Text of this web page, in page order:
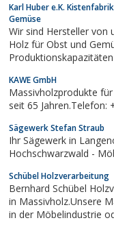
Karl Huber e.K.
Gemüse
Wir sind Hersteller von
Holz für Obst und
KAWE GmbH
Massivholzprodukte
seit 65 Jahren.Telefon:
Sägewerk Stefan Straub
Ihr Sägewerk in Langenordnach,
Hochschwarzwald -
Schübel Holzverarbeitung
Bernhard Schübel
in Massivholz.Unsere
in der Möbelindustrie